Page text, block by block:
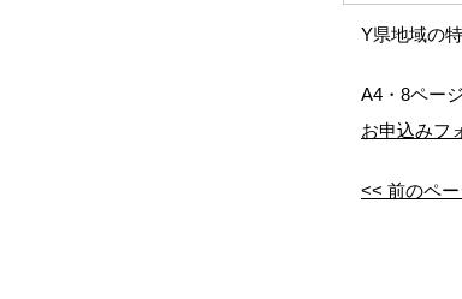
Y県地域の
A4・8ペー
お申込みフ
<< 前のペ